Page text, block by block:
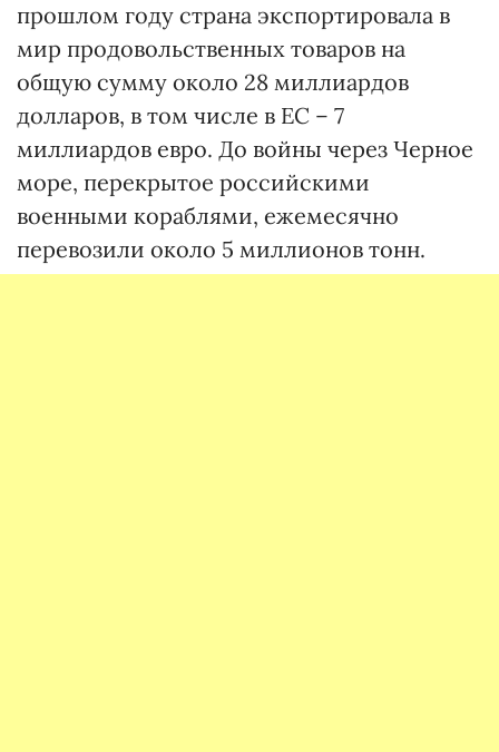
прошлом году страна экспортировала в
мир продовольственных товаров на
общую сумму около 28 миллиардов
долларов, в том числе в ЕС – 7
миллиардов евро. До войны через Черное
море, перекрытое российскими
военными кораблями, ежемесячно
перевозили около 5 миллионов тонн.